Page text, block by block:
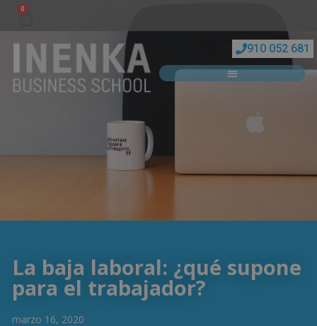
0
910 052 681
La baja laboral: ¿qué supone
para el trabajador?
marzo 16, 2020